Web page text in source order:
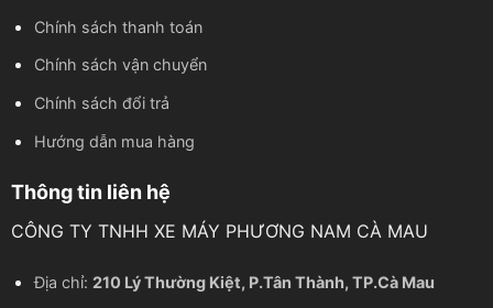
Chính sách thanh toán
Chính sách vận chuyển
Chính sách đổi trả
Hướng dẫn mua hàng
Thông tin liên hệ
CÔNG TY TNHH XE MÁY PHƯƠNG NAM CÀ MAU
Địa chỉ: 210 Lý Thường Kiệt, P.Tân Thành, TP.Cà Mau